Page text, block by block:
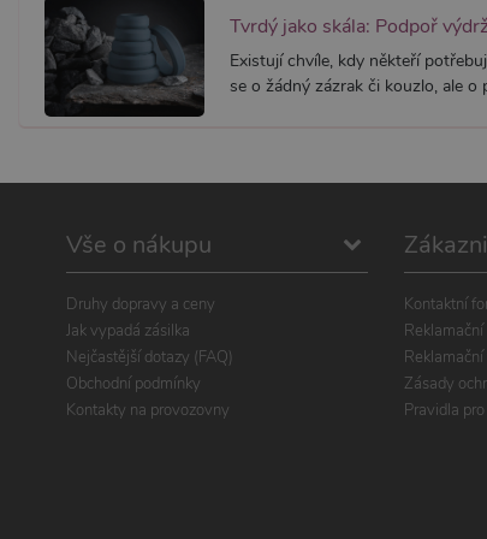
Existují chvíle, kdy někteří
se o žádný zázrak či kouzlo, ale o
Vše o nákupu
Druhy dopravy a ceny
Jak vypadá zásilka
Nejčastější dotazy (FAQ)
Obchodní podmínky
Kontakty na provozovny
Kontaktní
Reklamační
Zásady
Pravidla